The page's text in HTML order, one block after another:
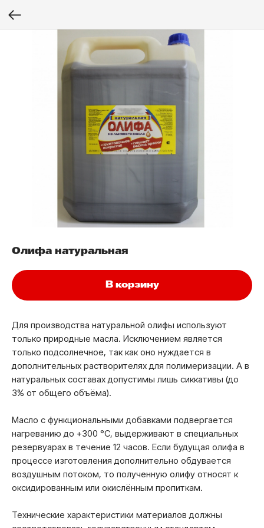
Олифа натуральная
В корзину
Для производства натуральной олифы используют
только природные масла. Исключением является
только подсолнечное, так как оно нуждается в
дополнительных растворителях для полимеризации. А в
натуральных составах допустимы лишь сиккативы (до
3% от общего объёма).
Масло с функциональными добавками подвергается
нагреванию до +300 °C, выдерживают в специальных
резервуарах в течение 12 часов. Если будущая олифа в
процессе изготовления дополнительно обдувается
воздушным потоком, то полученную олифу относят к
оксидированным или окислённым пропиткам.
Технические характеристики материалов должны